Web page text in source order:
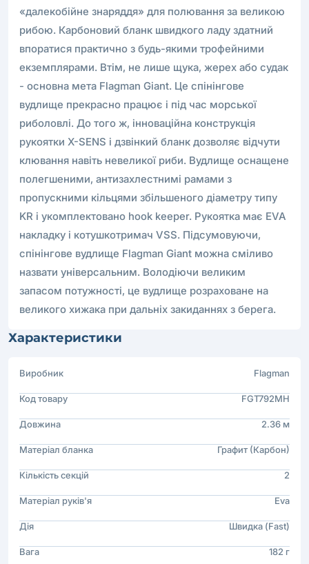
«далекобійне знаряддя» для полювання за великою
рибою. Карбоновий бланк швидкого ладу здатний
впоратися практично з будь-якими трофейними
екземплярами. Втім, не лише щука, жерех або судак
- основна мета Flagman Giant. Це спінінгове
вудлище прекрасно працює і під час морської
риболовлі. До того ж, інноваційна конструкція
рукоятки X-SENS і дзвінкий бланк дозволяє відчути
клювання навіть невеликої риби. Вудлище оснащене
полегшеними, антизахлестнимі рамами з
пропускними кільцями збільшеного діаметру типу
KR і укомплектовано hook keeper. Рукоятка має EVA
накладку і котушкотримач VSS. Підсумовуючи,
спінінгове вудлище Flagman Giant можна сміливо
назвати універсальним. Володіючи великим
запасом потужності, це вудлище розраховане на
великого хижака при дальніх закиданнях з берега.
Характеристики
Виробник Flagman
Код товару FGT792MH
Довжина 2.36 м
Матеріал бланка Графит (Карбон)
Кількість секцій 2
Матеріал руків'я Eva
Дія Швидка (Fast)
Вага 182 г